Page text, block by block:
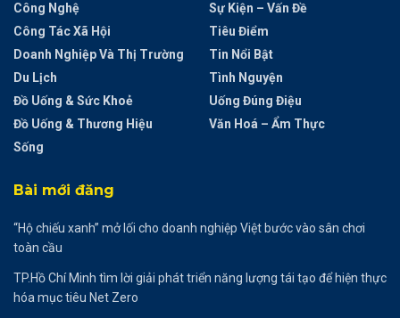
Công Nghệ
Công Tác Xã Hội
Doanh Nghiệp Và Thị Trường
Du Lịch
Đồ Uống & Sức Khoẻ
Đồ Uống & Thương Hiệu
Sống
Sự Kiện – Vấn Đề
Tiêu Điểm
Tin Nổi Bật
Tình Nguyện
Uống Đúng Điệu
Văn Hoá – Ẩm Thực
Bài mới đăng
“Hộ chiếu xanh” mở lối cho doanh nghiệp Việt bước vào sân chơi
toàn cầu
TP.Hồ Chí Minh tìm lời giải phát triển năng lượng tái tạo để hiện thực
hóa mục tiêu Net Zero